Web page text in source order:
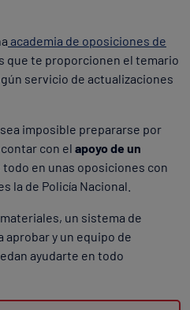
academia de oposiciones de
que te proporcionen el temario
servicio de actualizaciones
imposible prepararse por
con el apoyo de un
todo en unas oposiciones con
la de Policía Nacional.
un sistema de
y un equipo de
ayudarte en todo